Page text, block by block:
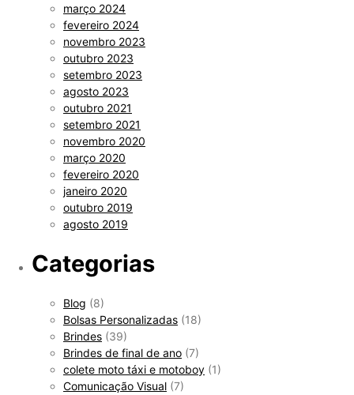
março 2024
fevereiro 2024
novembro 2023
outubro 2023
setembro 2023
agosto 2023
outubro 2021
setembro 2021
novembro 2020
março 2020
fevereiro 2020
janeiro 2020
outubro 2019
agosto 2019
Categorias
Blog (8)
Bolsas Personalizadas (18)
Brindes (39)
Brindes de final de ano (7)
colete moto táxi e motoboy (1)
Comunicação Visual (7)